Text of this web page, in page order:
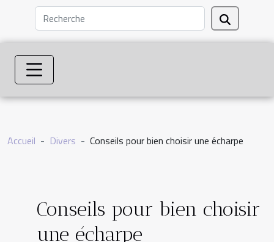
Accueil Divers Conseils pour bien choisir une écharpe
Conseils pour bien choisir
une écharpe